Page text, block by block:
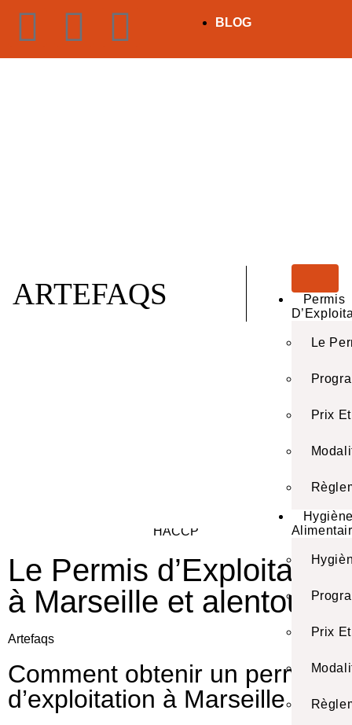
BLOG
ARTEFAQS
Permis
Le
Prix
Prix
Le Permis d’Exploitation
à Marseille et alentours
Artefaqs
Comment obtenir un permis
d’exploitation à Marseille ?